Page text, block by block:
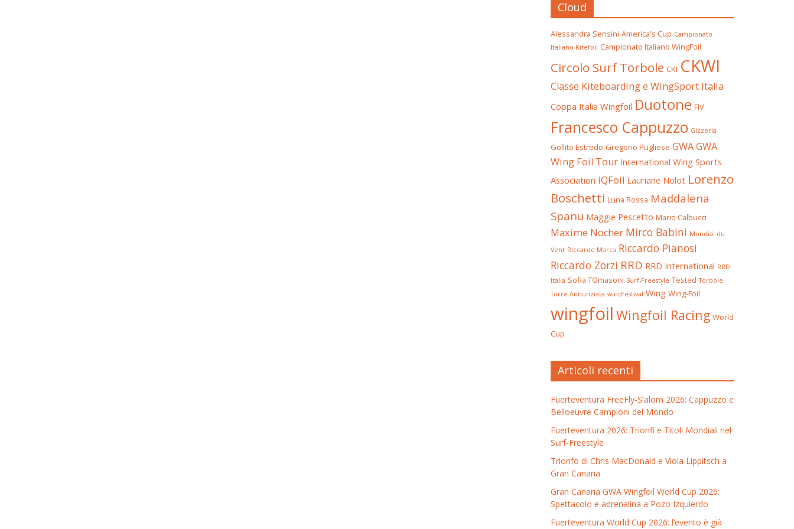
Cloud
Alessandra Sensini America's Cup Campionato
Italiano Kitefoil Campionato Italiano WingFoil
Circolo Surf Torbole CKI CKWI
Classe Kiteboarding e WingSport Italia
Coppa Italia Wingfoil Duotone FIV
Francesco Cappuzzo Gizzeria
Gollito Estredo Gregorio Pugliese GWAGWA
Wing Foil Tour International Wing Sports
Association iQFoil Lauriane Nolot Lorenzo
Boschetti Luna Rossa Maddalena
Spanu Maggie Pescetto Mario Calbucci
Maxime Nocher Mirco Babini Mondial du
Vent Riccardo Marca Riccardo Pianosi
Riccardo Zorzi RRD RRD International RRD
Italia Sofia TOmasoni Surf-Freestyle Tested Torbole
Torre Annunziata windfestival Wing Wing-Foil
wingfoil Wingfoil Racing World
Cup
Articoli recenti
Fuerteventura FreeFly-Slalom 2026: Cappuzzo e
Belloeuvre Campioni del Mondo
Fuerteventura 2026: Trionfi e Titoli Mondiali nel
Surf-Freestyle
Trionfo di Chris MacDonald e Viola Lippitsch a
Gran Canaria
Gran Canaria GWA Wingfoil World Cup 2026:
Spettacolo e adrenalina a Pozo Izquierdo
Fuerteventura World Cup 2026: l’evento è già